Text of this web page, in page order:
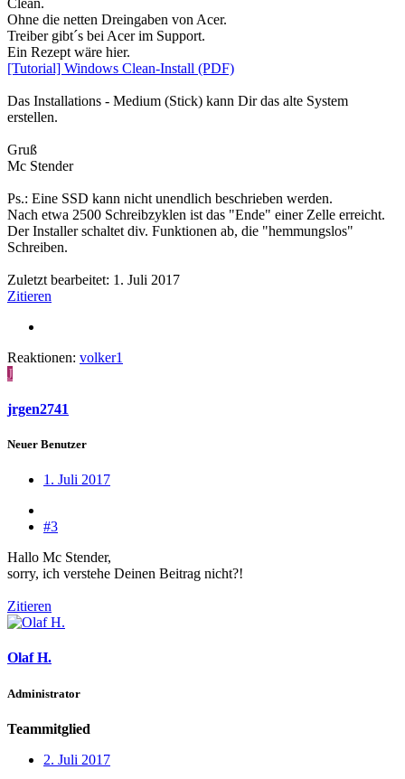
Ohne die netten Dreingaben von Acer.
Treiber gibt´s bei Acer im Support.
Ein Rezept wäre hier.
[Tutorial] Windows Clean-Install (PDF)
Das Installations - Medium (Stick) kann Dir das alte System
erstellen.
Gruß
Mc Stender
Ps.: Eine SSD kann nicht unendlich beschrieben werden.
Nach etwa 2500 Schreibzyklen ist das "Ende" einer Zelle erreicht.
Der Installer schaltet div. Funktionen ab, die "hemmungslos"
Schreiben.
Zuletzt bearbeitet: 1. Juli 2017
Zitieren
Reaktionen: volker1
J
jrgen2741
Neuer Benutzer
1. Juli 2017
#3
Hallo Mc Stender,
sorry, ich verstehe Deinen Beitrag nicht?!
Zitieren
Olaf H.
Administrator
Teammitglied
2. Juli 2017